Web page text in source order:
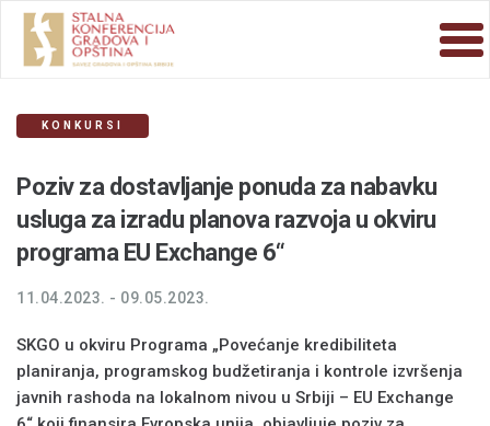
KONKURSI
Poziv za dostavljanje ponuda za nabavku
usluga za izradu planova razvoja u okviru
programa EU Exchange 6“
11.04.2023. - 09.05.2023.
SKGO u okviru Programa „Povećanje kredibiliteta
planiranja, programskog budžetiranja i kontrole izvršenja
javnih rashoda na lokalnom nivou u Srbiji – EU Exchange